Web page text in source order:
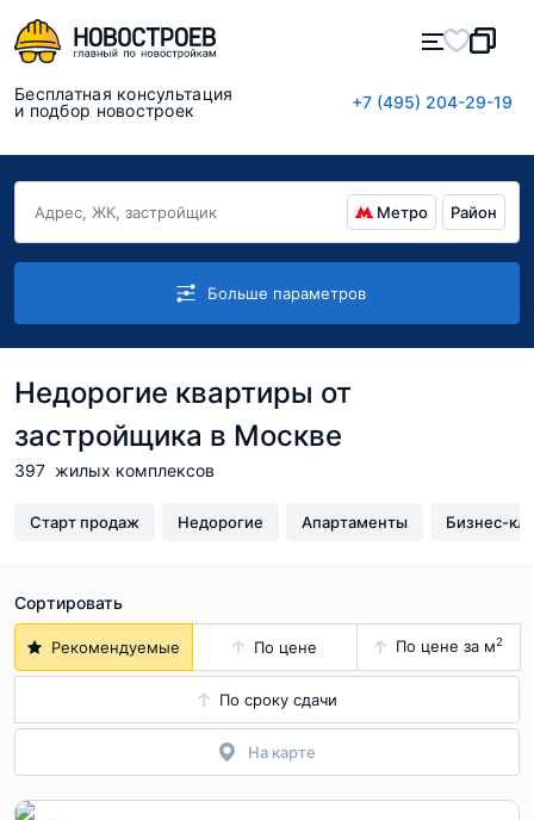
Бесплатная консультация
и подбор новостроек
+7 (495) 204-29-19
Метро Район
Больше параметров
Недорогие квартиры от
застройщика в Москве
397 жилых комплексов
Старт продаж Недорогие Апартаменты Бизнес-
Сортировать
Рекомендуемые По цене По цене за м2
По сроку сдачи
На карте